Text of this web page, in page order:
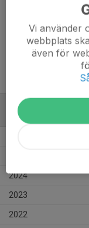
Ålder
ALLA SERIER
2024
2023
2022
Vi använder
webbplats
även för